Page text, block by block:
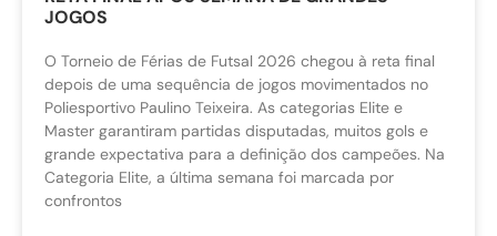
JOGOS
O Torneio de Férias de Futsal 2026 chegou à reta final
depois de uma sequência de jogos movimentados no
Poliesportivo Paulino Teixeira. As categorias Elite e
Master garantiram partidas disputadas, muitos gols e
grande expectativa para a definição dos campeões. Na
Categoria Elite, a última semana foi marcada por
confrontos